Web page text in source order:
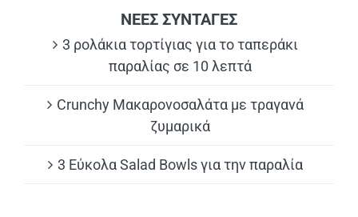
ΝΕΕΣ ΣΥΝΤΑΓΕΣ
3 ρολάκια τορτίγιας για το ταπεράκι
παραλίας σε 10 λεπτά
Crunchy Μακαρονοσαλάτα με τραγανά
ζυμαρικά
3 Εύκολα Salad Bowls για την παραλία